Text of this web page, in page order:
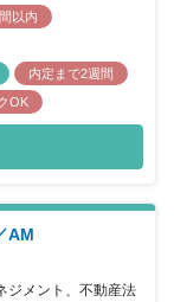
以内
内定まで2週間
OK
AM
ジメント、不動産法